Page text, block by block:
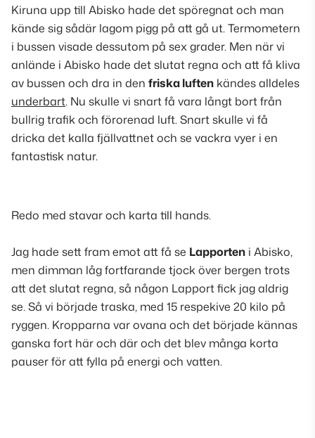
Kiruna upp till Abisko hade det spöregnat och man
kände sig sådär lagom pigg på att gå ut. Termometern
i bussen visade dessutom på sex grader. Men när vi
anlände i Abisko hade det slutat regna och att få kliva
av bussen och dra in den friska luften kändes alldeles
underbart. Nu skulle vi snart få vara långt bort från
bullrig trafik och förorenad luft. Snart skulle vi få
dricka det kalla fjällvattnet och se vackra vyer i en
fantastisk natur.
Redo med stavar och karta till hands.
Jag hade sett fram emot att få se Lapporten i Abisko,
men dimman låg fortfarande tjock över bergen trots
att det slutat regna, så någon Lapport fick jag aldrig
se. Så vi började traska, med 15 respekive 20 kilo på
ryggen. Kropparna var ovana och det började kännas
ganska fort här och där och det blev många korta
pauser för att fylla på energi och vatten.